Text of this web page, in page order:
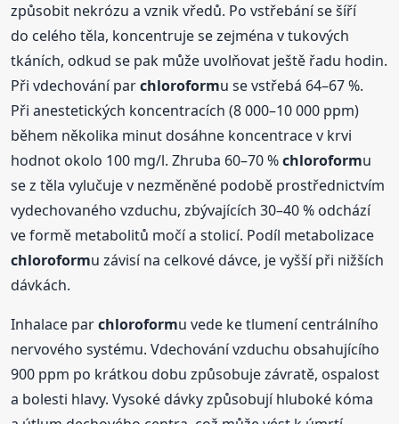
způsobit nekrózu a vznik vředů. Po vstřebání se šíří
do celého těla, koncentruje se zejména v tukových
tkáních, odkud se pak může uvolňovat ještě řadu hodin.
Při vdechování parchloroformu se vstřebá 64–67 %.
Při anestetických koncentracích (8 000–10 000 ppm)
během několika minut dosáhne koncentrace v krvi
hodnot okolo 100 mg/l. Zhruba 60–70 %chloroformu
se z těla vylučuje v nezměněné podobě prostřednictvím
vydechovaného vzduchu, zbývajících 30–40 % odchází
ve formě metabolitů močí a stolicí. Podíl metabolizace
chloroformu závisí na celkové dávce, je vyšší při nižších
dávkách.
Inhalace parchloroformu vede ke tlumení centrálního
nervového systému. Vdechování vzduchu obsahujícího
900 ppm po krátkou dobu způsobuje závratě, ospalost
a bolesti hlavy. Vysoké dávky způsobují hluboké kóma